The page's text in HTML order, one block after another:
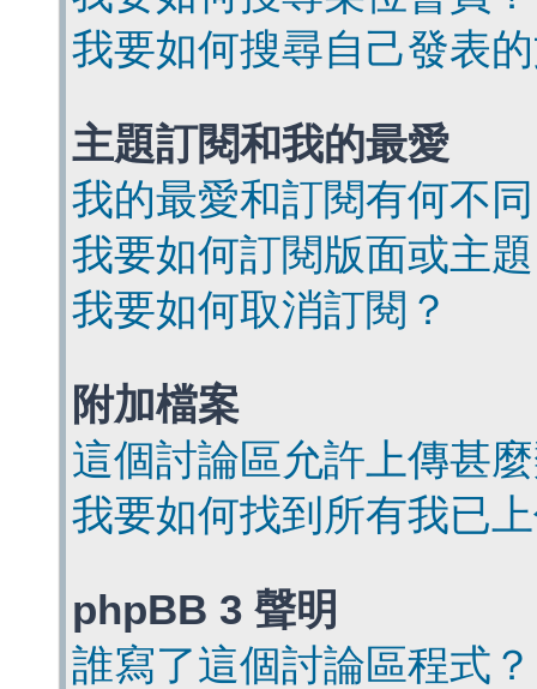
我要如何搜尋自己發表
主題訂閱和我的最愛
我的最愛和訂閱有何不
我要如何訂閱版面或主
我要如何取消訂閱？
附加檔案
這個討論區允許上傳甚
我要如何找到所有我已
phpBB 3 聲明
誰寫了這個討論區程式？